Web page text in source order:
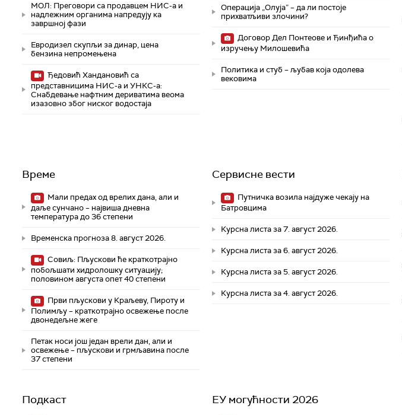
МОЛ: Преговори са продавцем НИС-а и
надлежним органима напредују ка
завршној фази
Евродизел скупљи за динар, цена
бензина непромењена
Ђедовић Хандановић са
представницима НИС-а и УНКС-а:
Снабдевање нафтним дериватима веома
изазовно због ниског водостаја
Операција „Олуја” – да ли постоје
прихватљиви злочини?
Договор Дел Понтеове и Ђинђића о
изручењу Милошевића
Политика и стуб – љубав која одолева
вековима
Време
Мали предах од врелих дана, али и
даље сунчано – највиша дневна
температура до 36 степени
Временска прогноза 8. август 2026.
Совиљ: Пљускови ће краткотрајно
побољшати хидролошку ситуацију;
половином августа опет 40 степени
Први пљускови у Краљеву, Пироту и
Полимљу – краткотрајно освежење после
двонедељне жеге
Петак носи још један врели дан, али и
освежење – пљускови и грмљавина после
37 степени
Сервисне вести
Путничка возила најдуже чекају на
Батровцима
Курсна листа за 7. август 2026.
Курсна листа за 6. август 2026.
Курсна листа за 5. август 2026.
Курсна листа за 4. август 2026.
Подкаст ЕУ могућности 2026